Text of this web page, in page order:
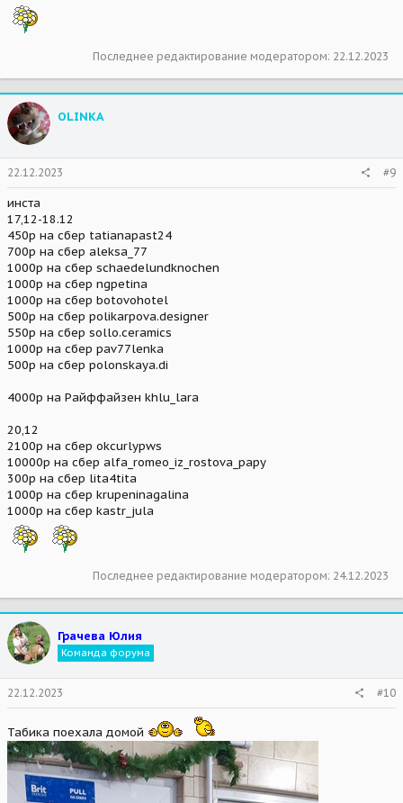
Последнее редактирование модератором: 22.12.2023
OLINKA
22.12.2023 #9
инста
17,12-18.12
450р на сбер tatianapast24
700р на сбер aleksa_77
1000р на сбер schaedelundknochen
1000р на сбер ngpetina
1000р на сбер botovohotel
500р на сбер polikarpova.designer
550р на сбер sollo.ceramics
1000р на сбер pav77lenka
500р на сбер polonskaya.di
4000р на Райффайзен khlu_lara
20,12
2100р на сбер okcurlypws
10000р на сбер alfa_romeo_iz_rostova_papy
300р на сбер lita4tita
1000р на сбер krupeninagalina
1000р на сбер kastr_jula
Последнее редактирование модератором: 24.12.2023
Грачева Юлия
Команда форума
22.12.2023 #10
Табика поехала домой